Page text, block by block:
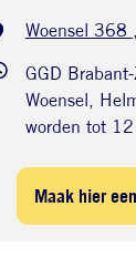
Woensel 368 ,
GGD
Woensel,
worden tot 12
Maak hier